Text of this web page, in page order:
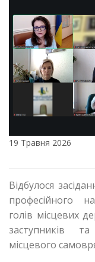
19 Травня 2026
Відбулося
професійного
голів місцевих
заступників
місцевого